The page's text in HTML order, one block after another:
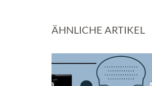
ÄHNLICHE ARTIKEL